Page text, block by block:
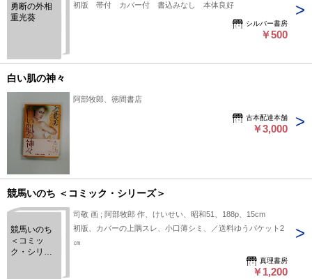
勇断の外相
重光葵
初版 帯付 カバー付 書込みなし 本体良好
シルバー書房
￥500
白い肌の神々
阿部牧郎、徳間書店
古本配達本舗
￥3,000
競馬いのち ＜コミック・シリーズ＞
競馬いのち
＜コミッ
ク・シリー
司敬 画 ; 阿部牧郎 作、けいせい、昭和51、188p、15cm
初版、カバーの上隅スレ、小口薄シミ、／送料ゆうパケット2
㎝
真理書房
￥1,200